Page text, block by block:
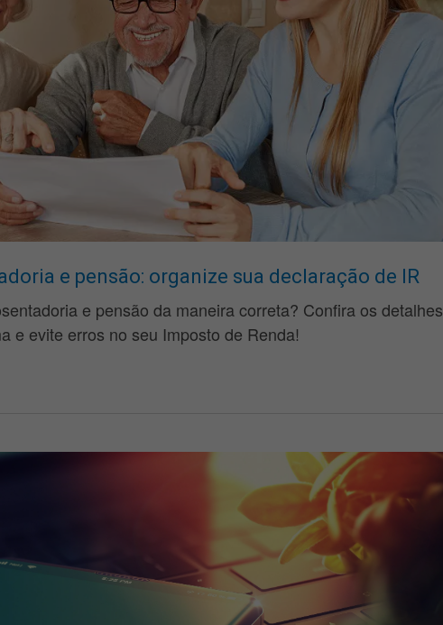
e pensão: organize sua declaração de IR
e pensão da maneira correta? Confira os detalhes
e evite erros no seu Imposto de Renda!